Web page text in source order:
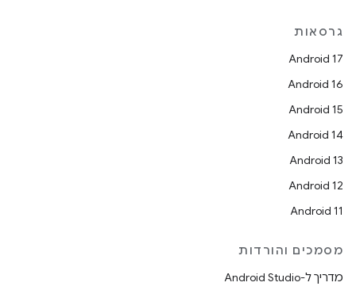
גרסאות
Android 17
Android 16
Android 15
Android 14
Android 13
Android 12
Android 11
מסמכים והורדות
מדריך ל-Android Studio